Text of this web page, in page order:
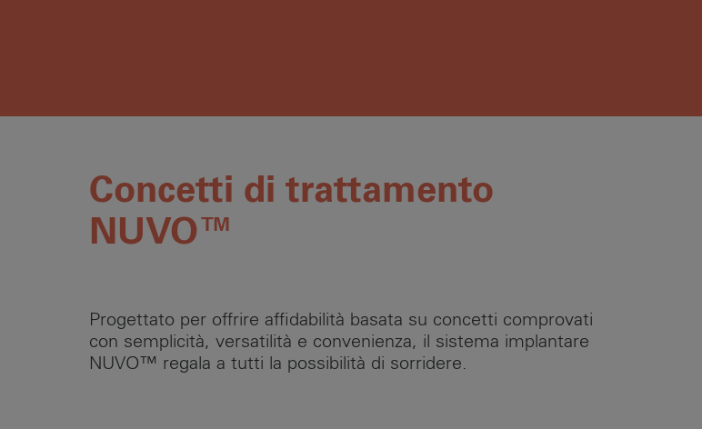
Concetti di trattamento
NUVO™
Progettato per offrire affidabilità basata su concetti comprovati
con semplicità, versatilità e convenienza, il sistema implantare
NUVO™ regala a tutti la possibilità di sorridere.